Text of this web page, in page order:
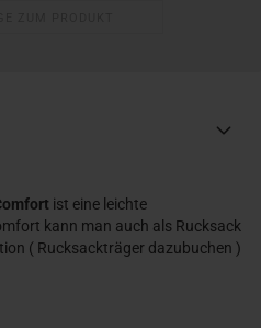
ist eine leichte
kann man auch als Rucksack
( Rucksackträger dazubuchen )